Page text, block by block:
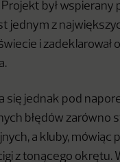
był wspierany
jednym z
i zadeklarował
się jednak pod
błędów zarówno
a kluby, mówiąc
z tonącego okrętu.